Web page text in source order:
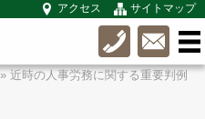
アクセス サイトマップ
» 近時の人事労務に関する重要判例